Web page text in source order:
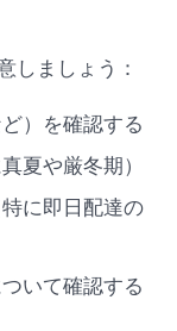
しましょう：
）を確認する
夏や厳冬期）
に即日配達の
いて確認する